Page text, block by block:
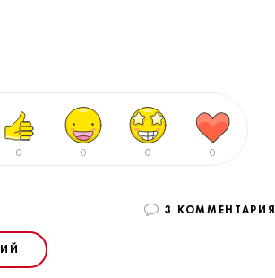
0 0 0 0
3 КОММЕНТАРИЯ